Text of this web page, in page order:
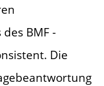
BMF -
Die